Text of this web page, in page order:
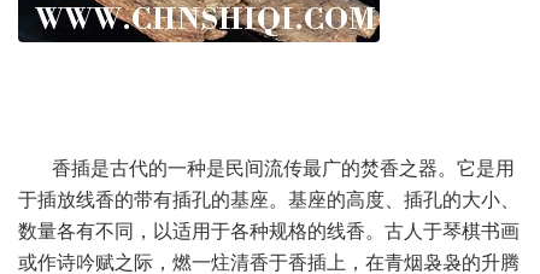
香插是古代的一种是民间流传最广的焚香之器。它是用
于插放线香的带有插孔的基座。基座的高度、插孔的大小、
数量各有不同，以适用于各种规格的线香。古人于琴棋书画
或作诗吟赋之际，燃一炷清香于香插上，在青烟袅袅的升腾